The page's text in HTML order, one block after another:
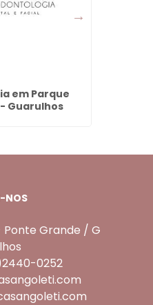
em Parque
Guarulhos
NOS
Ponte Grande / G
0252